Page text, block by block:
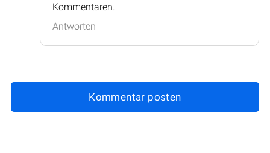
Kommentaren.
Antworten
Kommentar posten